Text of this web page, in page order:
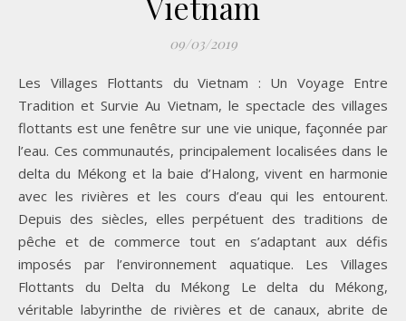
09/03/2019
Les Villages Flottants du Vietnam : Un Voyage Entre
Tradition et Survie Au Vietnam, le spectacle des villages
flottants est une fenêtre sur une vie unique, façonnée par
l’eau. Ces communautés, principalement localisées dans le
delta du Mékong et la baie d’Halong, vivent en harmonie
avec les rivières et les cours d’eau qui les entourent.
Depuis des siècles, elles perpétuent des traditions de
pêche et de commerce tout en s’adaptant aux défis
imposés par l’environnement aquatique. Les Villages
Flottants du Delta du Mékong Le delta du Mékong,
véritable labyrinthe de rivières et de canaux, abrite de